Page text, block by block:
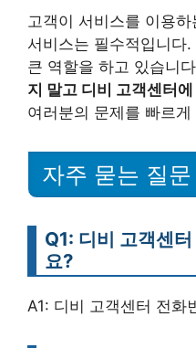
고객이 서비스를 이용
서비스는 필수적입니다
큰 역할을 하고 있습니
지 말고 디비 고객센터
여러분의 문제를 빠르
자주 묻는 질
Q1: 디비 고객센
요?
A1: 디비 고객센터 전화